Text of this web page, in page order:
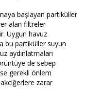
başlayan partiküller
alan filtreler
Uygun havuz
bu partiküller suyun
aydınlatmaları
de sebep
gerekli önlem
akciğerlere zarar